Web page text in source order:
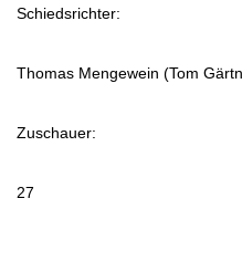
Schiedsrichter:
Thomas Mengewein (Tom
Zuschauer:
27